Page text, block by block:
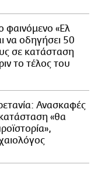
φαινόμενο «Ελ
να οδηγήσει 50
σε κατάσταση
το τέλος του
Ανασκαφές
«θα